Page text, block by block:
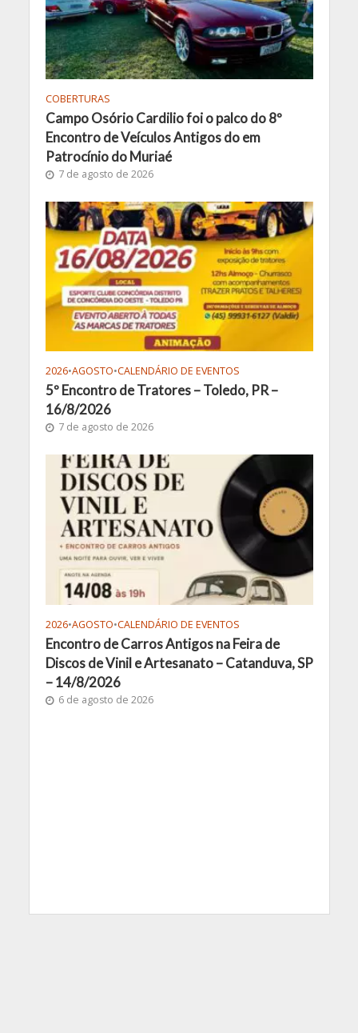
COBERTURAS
Campo Osório Cardilio foi o palco do 8º
Encontro de Veículos Antigos do em
Patrocínio do Muriaé
7 de agosto de 2026
2026•AGOSTO•CALENDÁRIO DE EVENTOS
5º Encontro de Tratores – Toledo, PR –
16/8/2026
7 de agosto de 2026
2026•AGOSTO•CALENDÁRIO DE EVENTOS
Encontro de Carros Antigos na Feira de
Discos de Vinil e Artesanato – Catanduva, SP
– 14/8/2026
6 de agosto de 2026